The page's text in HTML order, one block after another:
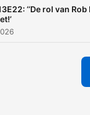
‘‘De rol van